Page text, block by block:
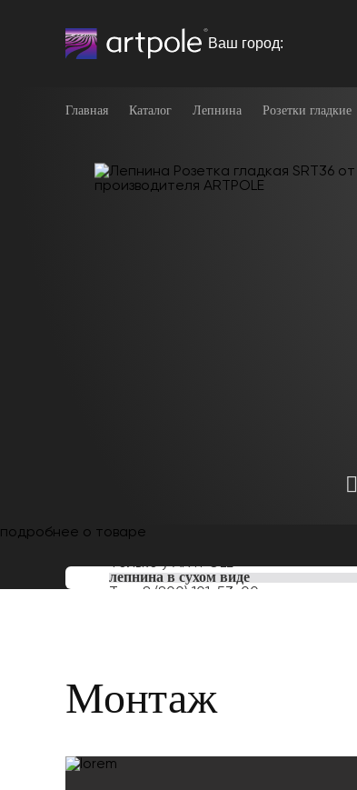
Ваш город:
Главная Каталог Лепнина Розетки гладкие
подробнее о товаре
Только уARTPOLE
лепнина в сухом виде
Тел: 8 (800) 101-53-00
Монтаж